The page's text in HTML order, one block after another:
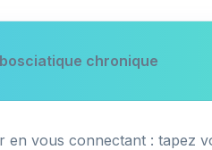
chronique
en vous connectant : tapez